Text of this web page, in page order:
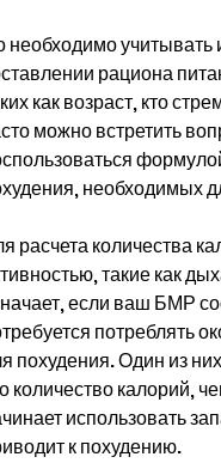
рациона
как возраст, кто
можно встретить
необходимых
расчета количества
такие как
если ваш БМР
потреблять
похудения. Один из
количество калорий,
использовать
к похудению.